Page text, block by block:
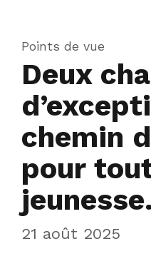
Points de vue
Deux
chemin
pour
jeunesse.
21 août 2025